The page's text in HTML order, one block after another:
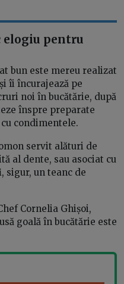
elogiu pentru
bun este mereu realizat
îi încurajează pe
noi în bucătărie, după
înspre preparate
condimentele.
servit alături de
al dente, sau asociat cu
sigur, un teanc de
Cornelia Ghișoi,
goală în bucătărie este